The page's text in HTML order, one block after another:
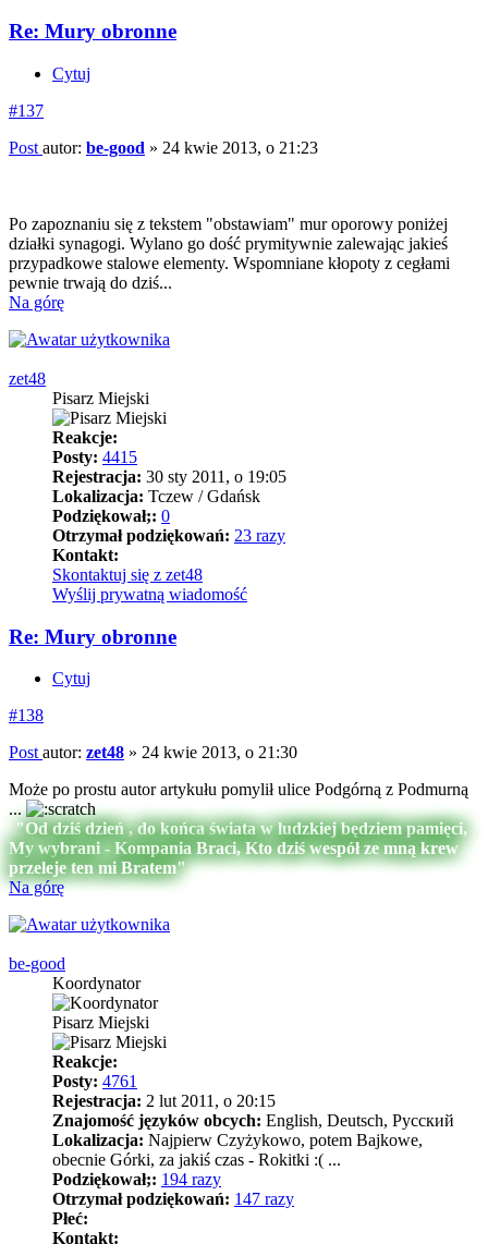
Re: Mury obronne
Cytuj
#137
Post autor: be-good » 24 kwie 2013, o 21:23
Po zapoznaniu się z tekstem "obstawiam" mur oporowy poniżej
działki synagogi. Wylano go dość prymitywnie zalewając jakieś
przypadkowe stalowe elementy. Wspomniane kłopoty z cegłami
pewnie trwają do dziś...
Na górę
zet48
Pisarz Miejski
Reakcje:
Posty: 4415
Rejestracja: 30 sty 2011, o 19:05
Lokalizacja: Tczew / Gdańsk
Podziękował;: 0
Otrzymał podziękowań: 23 razy
Kontakt:
Skontaktuj się z zet48
Wyślij prywatną wiadomość
Re: Mury obronne
Cytuj
#138
Post autor: zet48 » 24 kwie 2013, o 21:30
Może po prostu autor artykułu pomylił ulice Podgórną z Podmurną
...
"Od dziś dzień , do końca świata w ludzkiej będziem pamięci,
My wybrani - Kompania Braci, Kto dziś wespół ze mną krew
przeleje ten mi Bratem"
Na górę
be-good
Koordynator
Pisarz Miejski
Reakcje:
Posty: 4761
Rejestracja: 2 lut 2011, o 20:15
Znajomość języków obcych: English, Deutsch, Pусский
Lokalizacja: Najpierw Czyżykowo, potem Bajkowe,
obecnie Górki, za jakiś czas - Rokitki :( ...
Podziękował;: 194 razy
Otrzymał podziękowań: 147 razy
Płeć:
Kontakt: